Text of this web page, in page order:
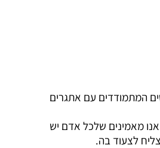
המתמודדים עם אתגרים
מאמינים שלכל אדם יש
לצעוד בה.